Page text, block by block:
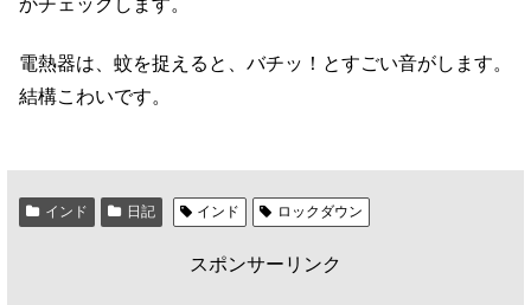
かチェックします。
電熱器は、蚊を捉えると、バチッ！とすごい音がします。
結構こわいです。
インド 日記 インド ロックダウン
スポンサーリンク